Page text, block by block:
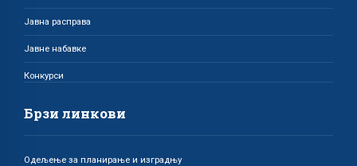
Јавна расправа
Јавне набавке
Конкурси
Брзи линкови
Одељење за планирање и изградњу